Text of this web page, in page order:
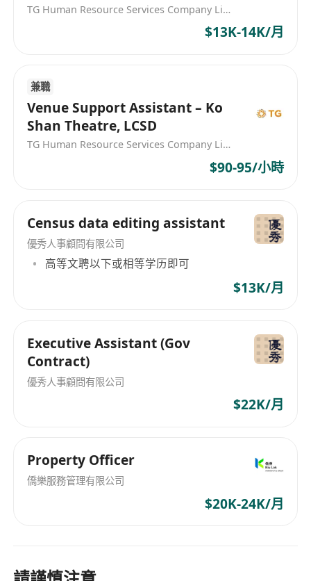
TG Human Resource Services Company Limited
$13K-14K/月
兼職
Venue Support Assistant – Ko
Shan Theatre, LCSD
TG Human Resource Services Company Limited
$90-95/小時
Census data editing assistant
優秀人事顧問有限公司
高等文聘以下或相等学历即可
$13K/月
Executive Assistant (Gov
Contract)
優秀人事顧問有限公司
$22K/月
Property Officer
僑樂服務管理有限公司
$20K-24K/月